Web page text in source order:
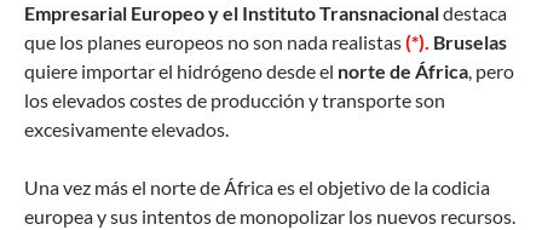
Empresarial Europeo y el Instituto Transnacionaldestaca
que los planes europeos no son nada realistas(*). Bruselas
quiere importar el hidrógeno desde el norte de África, pero
los elevados costes de producción y transporte son
excesivamente elevados.
Una vez más el norte de África es el objetivo de la codicia
europea y sus intentos de monopolizar los nuevos recursos.